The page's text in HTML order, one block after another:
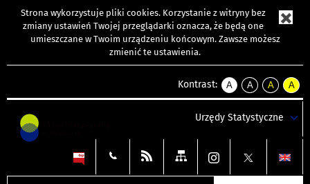
Strona wykorzystuje pliki cookies. Korzystanie z witryny bez
zmiany ustawień Twojej przeglądarki oznacza, że będą one
umieszczane w Twoim urządzeniu końcowym. Zawsze możesz
zmienić te ustawienia.
Kontrast:
A
kontrast
A
kontrast
tekst
czarnym
A
kontrast
tekst
czarnym
A
tekst
żółtym
Urzędy Statystyczne